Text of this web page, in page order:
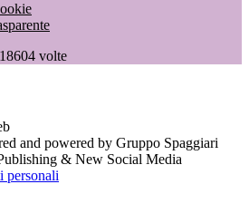
18604 volte
and powered by Gruppo Spaggiari
& New Social Media
personali